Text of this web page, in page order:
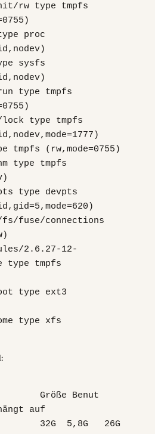
rw type tmpfs
proc
sysfs
type tmpfs
type tmpfs
tmpfs (rw,mode=0755)
type tmpfs
type devpts
fuse/connections
2.6.27-12-
type tmpfs
type ext3
type xfs
Größe Benut
auf
5,8G 26G